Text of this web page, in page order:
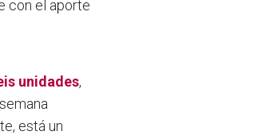
con el aporte
unidades,
está un